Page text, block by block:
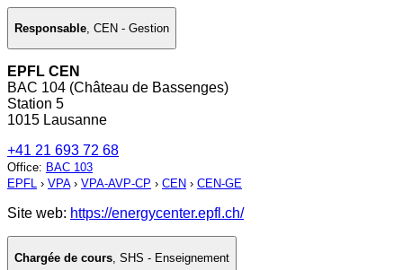
Responsable, CEN - Gestion
EPFL CEN
BAC 104 (Château de Bassenges)
Station 5
1015 Lausanne
+41 21 693 72 68
Office: BAC 103
EPFL › VPA› VPA-AVP-CP › CEN › CEN-GE
Site web: https://energycenter.epfl.ch/
Chargée de cours SHS - Enseignement